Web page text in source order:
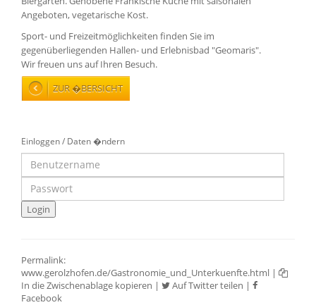
Angeboten, vegetarische Kost.
Sport- und Freizeitmöglichkeiten finden Sie im
gegenüberliegenden Hallen- und Erlebnisbad "Geomaris".
Wir freuen uns auf Ihren Besuch.
ZUR �BERSICHT
Einloggen / Daten �ndern
Permalink:
www.gerolzhofen.de/Gastronomie_und_Unterkuenfte.html |
In die Zwischenablage kopieren | Auf Twitter teilen |
Facebook